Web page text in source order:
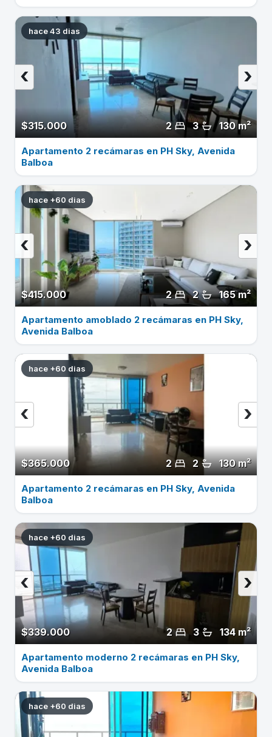
hace 43 dias
$315.000 130 m²
3
2
›
‹
Apartamento 2 recámaras en PH Sky, Avenida
Balboa
hace +60 dias
$415.000 165 m²
2
2
›
‹
Apartamento amoblado 2 recámaras en PH Sky,
Avenida Balboa
hace +60 dias
$365.000 130 m²
2
2
›
‹
Apartamento 2 recámaras en PH Sky, Avenida
Balboa
hace +60 dias
$339.000 134 m²
3
2
›
‹
Apartamento moderno 2 recámaras en PH Sky,
Avenida Balboa
hace +60 dias